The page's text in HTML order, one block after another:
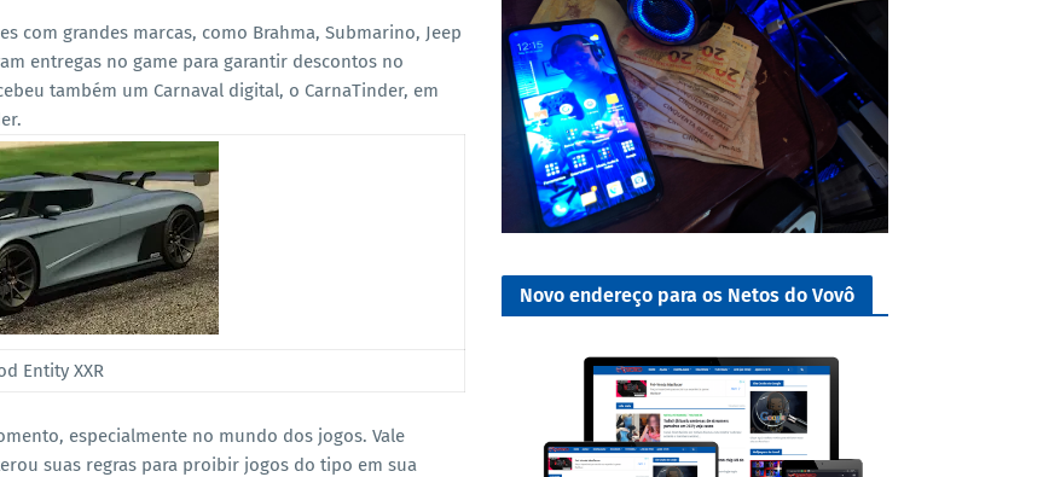
com grandes marcas, como Brahma, Submarino, Jeep
entregas no game para garantir descontos no
também um Carnaval digital, o CarnaTinder, em
Entity XXR
especialmente no mundo dos jogos. Vale
suas regras para proibir jogos do tipo em sua
Novo endereço para os Netos do Vovô